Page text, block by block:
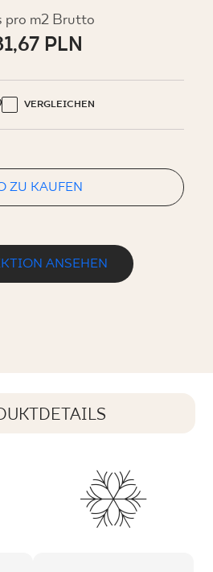
pro m2 Brutto
PLN
VERGLEICHEN
ZU KAUFEN
ANSEHEN